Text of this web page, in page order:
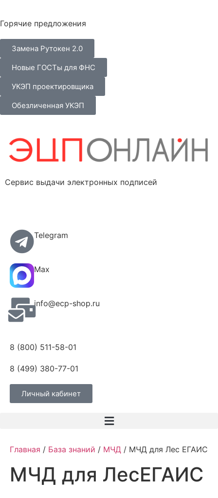
Горячие предложения
Замена Рутокен 2.0
Новые ГОСТы для ФНС
УКЭП проектировщика
Обезличенная УКЭП
Сервис выдачи электронных подписей
Telegram
Max
info@ecp-shop.ru
8 (800) 511-58-01
8 (499) 380-77-01
Личный кабинет
Главная / База знаний / МЧД / МЧД для Лес ЕГАИС
МЧД для ЛесЕГАИС